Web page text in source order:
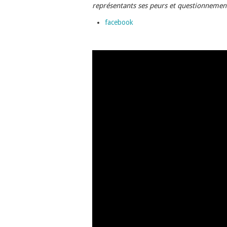
représentants ses peurs et
facebook